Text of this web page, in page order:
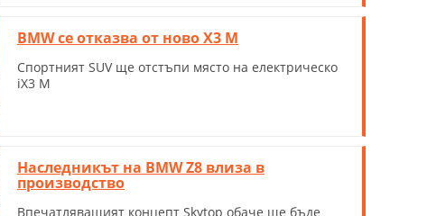
BMW се отказва от ново X3 M
Спортният SUV ще отстъпи място на електрическо
iX3 M
Наследникът на BMW Z8 влиза в
производство
Впечатляващият концепт Skytop обаче ще бъде